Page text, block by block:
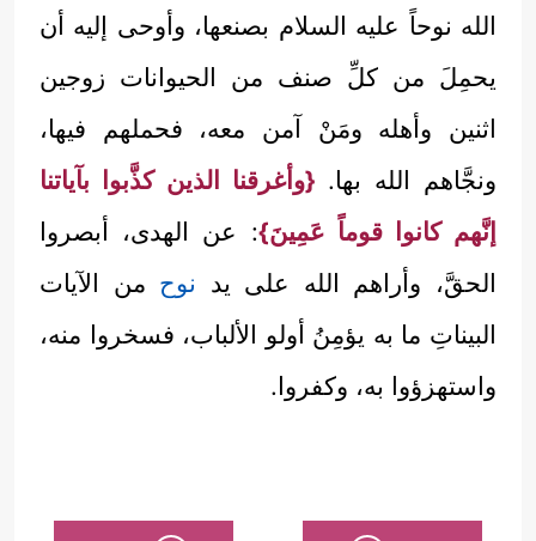
الله نوحاً عليه السلام بصنعها، وأوحى إليه أن
يحمِلَ من كلِّ صنف من الحيوانات زوجين
اثنين وأهله ومَنْ آمن معه، فحملهم فيها،
ونجَّاهم الله بها. {وأغرقنا الذين كذَّبوا بآياتنا
إنَّهم كانوا قوماً عَمِينَ}: عن الهدى، أبصروا
الحقَّ، وأراهم الله على يد نوح من الآيات
البيناتِ ما به يؤمِنُ أولو الألباب، فسخروا منه،
واستهزؤوا به، وكفروا.